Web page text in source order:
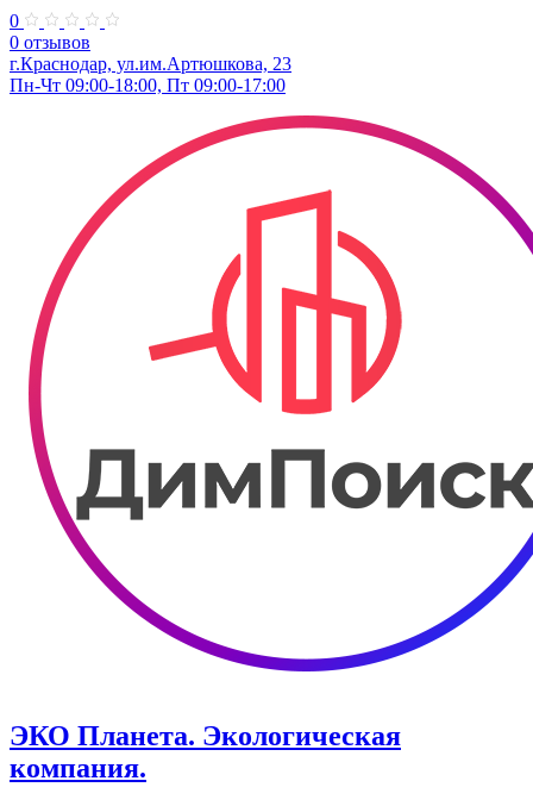
0
0 отзывов
г.Краснодар, ул.им.Артюшкова, 23
Пн-Чт 09:00-18:00, Пт 09:00-17:00
ЭКО Планета. Экологическая
компания.